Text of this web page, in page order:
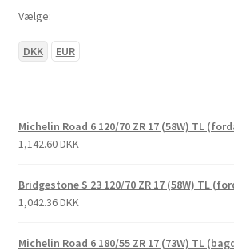
Vælge:
DKK EUR
Michelin Road 6 120/70 ZR 17 (58W) TL
1,142.60 DKK
Bridgestone S 23 120/70 ZR 17 (58W) TL
1,042.36 DKK
Michelin Road 6 180/55 ZR 17 (73W) TL